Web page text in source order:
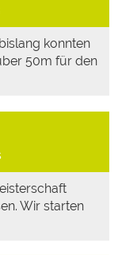
konnten
50m für den
Wir starten